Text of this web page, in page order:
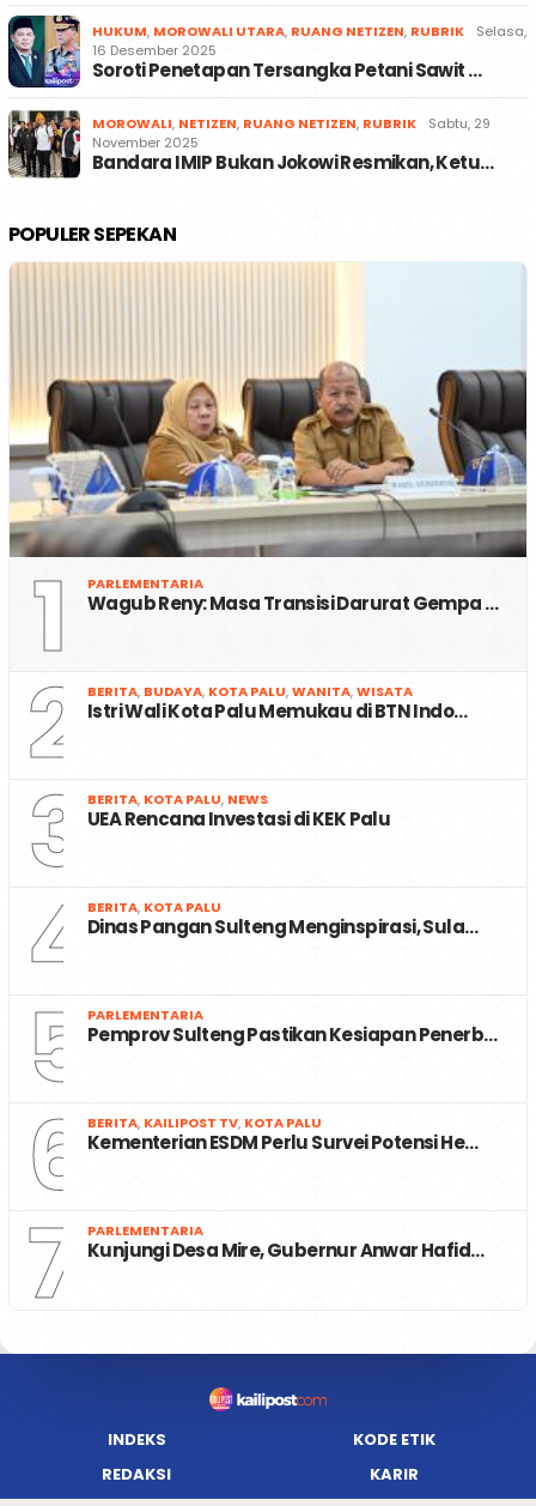
HUKUM, MOROWALI UTARA, RUANG NETIZEN, RUBRIK
Selasa,
16 Desember 2025
Soroti Penetapan Tersangka Petani Sawit …
MOROWALI, NETIZEN, RUANG NETIZEN, RUBRIK
Sabtu, 29
November 2025
Bandara IMIP Bukan Jokowi Resmikan, Ketu…
POPULER SEPEKAN
1 PARLEMENTARIA
Wagub Reny: Masa Transisi Darurat Gempa …
2 BERITA, BUDAYA, KOTA PALU,WANITA,WISATA
Istri Wali Kota Palu Memukau di BTN Indo…
3 BERITA, KOTA PALU, NEWS
UEA Rencana Investasi di KEK Palu
4 BERITA, KOTA PALU
Dinas Pangan Sulteng Menginspirasi, Sula…
5 PARLEMENTARIA
Pemprov Sulteng Pastikan Kesiapan Penerb…
6 BERITA, KAILIPOST TV, KOTA PALU
Kementerian ESDM Perlu Survei Potensi He…
7 PARLEMENTARIA
Kunjungi Desa Mire, Gubernur Anwar Hafid…
INDEKS
KODE ETIK
REDAKSI
KARIR